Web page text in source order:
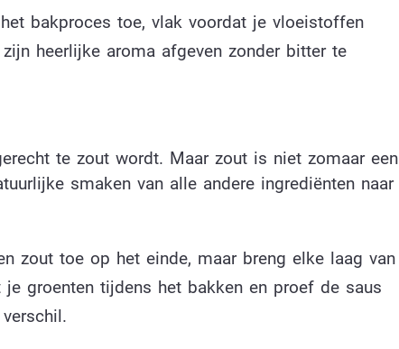
bakproces toe, vlak voordat je vloeistoffen
heerlijke aroma afgeven zonder bitter te
te zout wordt. Maar zout is niet zomaar een
smaken van alle andere ingrediënten naar
zout toe op het einde, maar breng elke laag van
groenten tijdens het bakken en proef de saus